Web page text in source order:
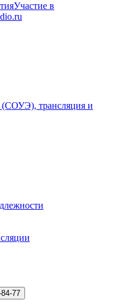
Участие в
77